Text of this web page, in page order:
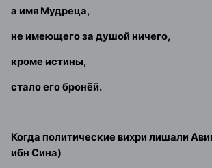
а имя Мудреца,
не имеющего за душой ничего,
кроме истины,
стало его бронёй.
Когда политические вихри лишали
ибн Сина)